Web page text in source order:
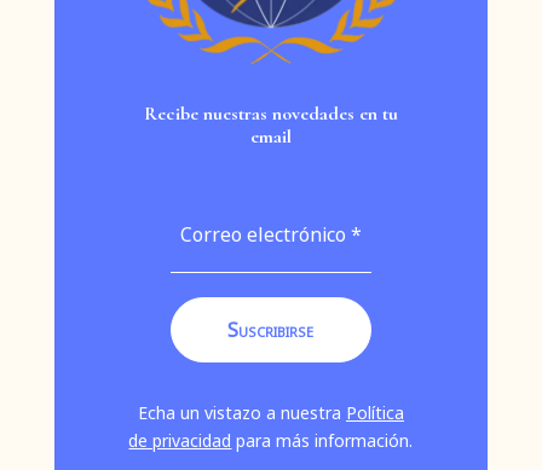
Recibe nuestras novedades en tu
email
Echa un vistazo a nuestra Política
de privacidad para más información.